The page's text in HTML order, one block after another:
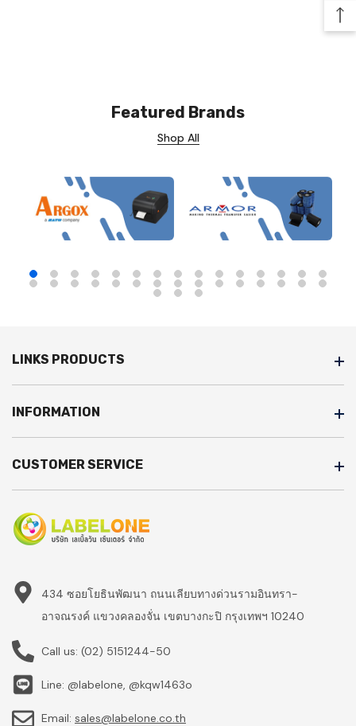
Featured Brands
Shop All
LINKS PRODUCTS
INFORMATION
CUSTOMER SERVICE
434 ซอยโยธินพัฒนา ถนนเลียบทางด่วนรามอินทรา-
อาจณรงค์ แขวงคลองจั่น เขตบางกะปิ กรุงเทพฯ 10240
Call us: (02) 5151244-50
Line: @labelone, @kqw1463o
Email: sales@labelone.co.th